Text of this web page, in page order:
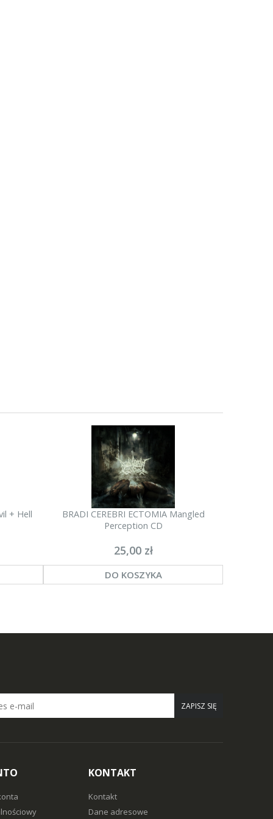
+ Hell
BRADI CEREBRI ECTOMIA Mangled
Perception CD
25,00 zł
DO KOSZYKA
ZAPISZ SIĘ
KONTAKT
Kontakt
Dane adresowe